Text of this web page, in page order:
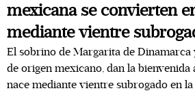
mexicana se convierten
mediante vientre
El sobrino de Margarita de Dinamarca
de origen mexicano, dan la bienvenida
nace mediante vientre subrogado en